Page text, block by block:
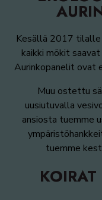
Kesällä 2017 tilalle
kaikki mökit
Aurinkopanelit ovat
Muu ostettu
uusiutuvalla
ansiosta tuemme
tuemme
KOIRAT